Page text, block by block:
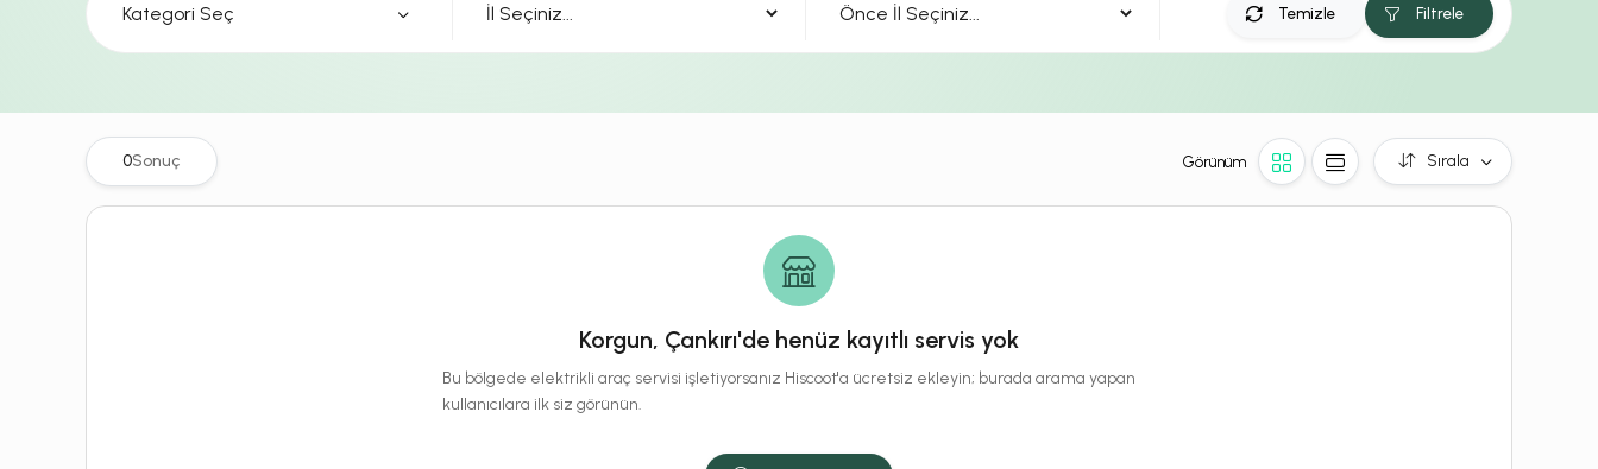
Kategori Seç Temizle Filtrele
0Sonuç Görünüm Sırala
Korgun, Çankırı'de henüz kayıtlı servis yok
Bu bölgede elektrikli araç servisi işletiyorsanız Hiscoot'a ücretsiz ekleyin; burada arama yapan
kullanıcılara ilk siz görünün.